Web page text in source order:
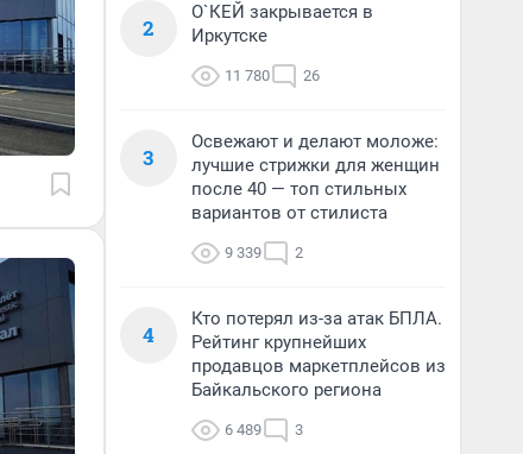
2
О`КЕЙ закрывается в
Иркутске
11 780 26
3
Освежают и делают моложе:
лучшие стрижки для женщин
после 40 — топ стильных
вариантов от стилиста
9 339 2
4
Кто потерял из-за атак БПЛА.
Рейтинг крупнейших
продавцов маркетплейсов из
Байкальского региона
6 489 3